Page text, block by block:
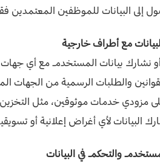
إلى البيانات للموظفين المعتمدين
نشارك بيانات المستخدم مع أي جهات
والطلبات الرسمية من الجهات
مزودي خدمات موثوقين، مثل
البيانات لأي أغراض إعلانية أو